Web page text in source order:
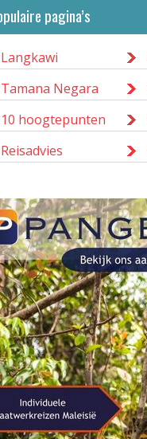
pagina’s
Langkawi
Tamana Negara
10 hoogtepunten
Reisadvies